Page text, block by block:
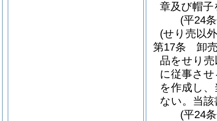
章及び帽
(平24
(せり売以
第17条
卸
品をせり
に従事さ
を作成し
ない。 当
(平24